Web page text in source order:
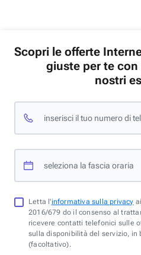
Scopri le offerte
giuste per te
nostri
inserisci il tuo numero di
seleziona la fascia oraria
Letta l'informativa sulla privacy
2016/679 do il consenso al
ricevere contatti telefonici sulle
sulla disponibilità del servizio,
(facoltativo).